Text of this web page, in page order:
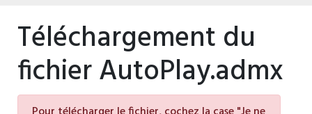
Téléchargement du
fichier AutoPlay.admx